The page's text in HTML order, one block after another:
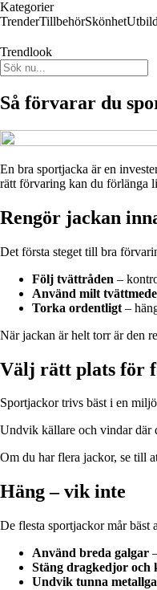
Kategorier
TrenderTillbehörSkönhet
Trendlook
Så förvarar du
En bra sportjacka är en
rätt förvaring kan du förlänga
Rengör jackan
Det första steget till bra
Följ tvättråden –
Använd milt
Torka ordentligt –
När jackan är helt torr är den
Välj rätt plats för
Sportjackor trivs bäst i en
Undvik källare och vindar där
Om du har flera jackor, se till
Häng – vik inte
De flesta sportjackor mår bäst
Använd breda galgar
Stäng dragkedjor och
Undvik tunna